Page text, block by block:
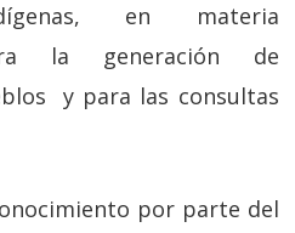
en materia
la generación de
y para las consultas
por parte del